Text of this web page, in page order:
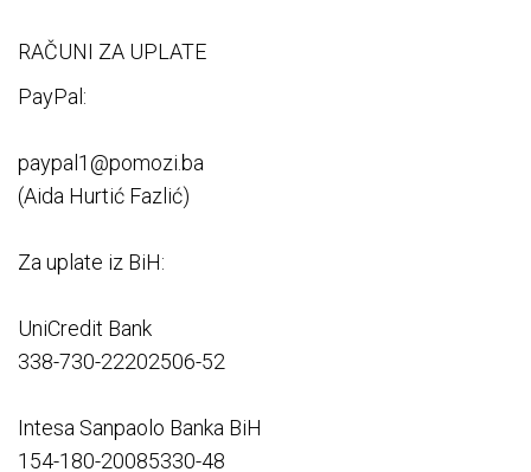
RAČUNI ZA UPLATE
PayPal:
paypal1@pomozi.ba
(Aida Hurtić Fazlić)
Za uplate iz BiH:
UniCredit Bank
338-730-22202506-52
Intesa Sanpaolo Banka BiH
154-180-20085330-48